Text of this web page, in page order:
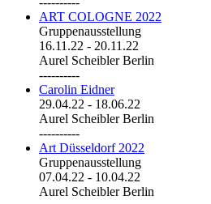
ART COLOGNE 2022
Gruppenausstellung
16.11.22 - 20.11.22
Aurel Scheibler Berlin
----------
Carolin Eidner
29.04.22 - 18.06.22
Aurel Scheibler Berlin
----------
Art Düsseldorf 2022
Gruppenausstellung
07.04.22 - 10.04.22
Aurel Scheibler Berlin